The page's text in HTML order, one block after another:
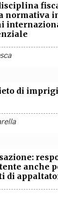
normativa
di
anche
di